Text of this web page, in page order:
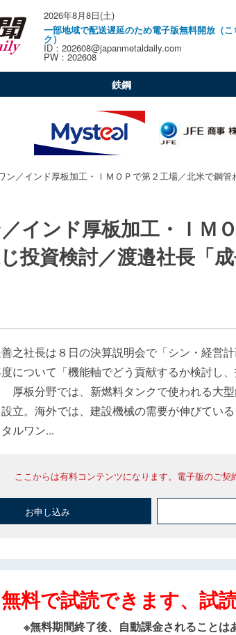
2026年8月8日(土)
一部地域で配送遅延のため電子版無料開放（こ
ク）
ID：202608@japanmetaldaily.com
PW：202608
鉄鋼
ン／インド厚板加工・ＩＭＯＰで第２工場／北米で鋼
インド厚板加工・ＩＭ
投資検討／渡邉社長「
之社長は８日の決算説明会で「シン・経営
について「機能軸でどう貢献するか検討し
厚板分野では、新燃料タンクで使われる大
立。海外では、建設機械の需要が伸びてい
ルワン...
ここからは有料コンテンツになります。電子版のご契
お申し込み
料で試読できます、試
※無料期間終了後、自動課金されることは